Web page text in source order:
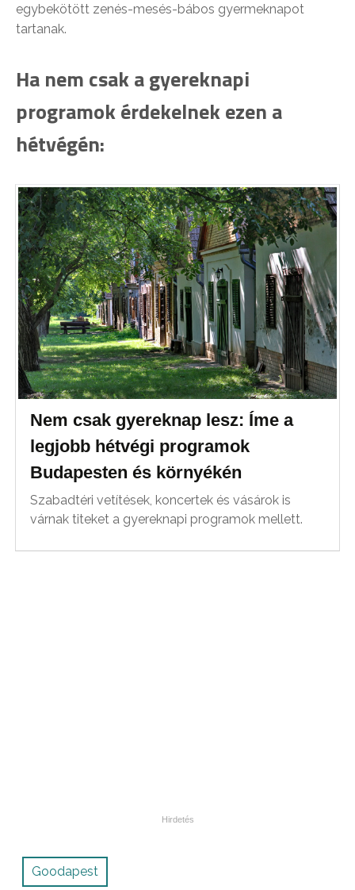
egybekötött zenés-mesés-bábos gyermeknapot
tartanak.
Ha nem csak a gyereknapi
programok érdekelnek ezen a
hétvégén:
Nem csak gyereknap lesz: Íme a
legjobb hétvégi programok
Budapesten és környékén
Szabadtéri vetítések, koncertek és vásárok is
várnak titeket a gyereknapi programok mellett.
Goodapest